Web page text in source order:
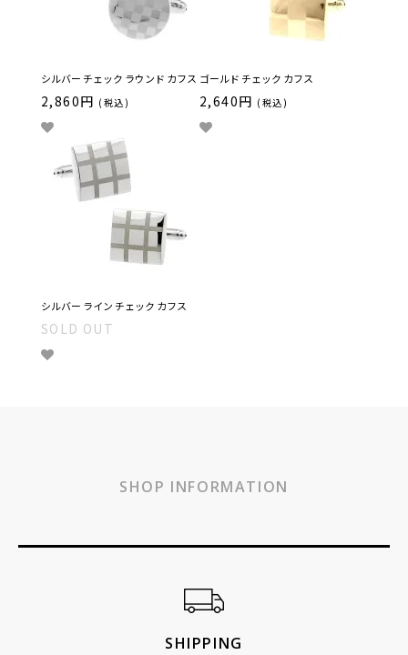
シルバー チェック ラウンド カフス
2,860円 (税込)
ゴールド チェック カフス
2,640円 (税込)
シルバー ライン チェック カフス
SOLD OUT
SHOP INFORMATION
SHIPPING